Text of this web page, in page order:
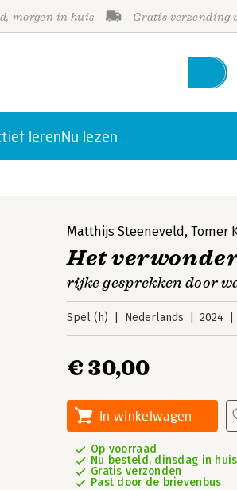
morgen in huis Gratis verzending
lerenNu lezen
Matthijs Steeneveld, Tomer
Het
rijke gesprekken door
Spel (h) Nederlands 2024
€ 30,00
In winkelwagen
Op voorraad
Nu besteld, dinsdag in huis
Gratis verzonden
Past door de brievenbus